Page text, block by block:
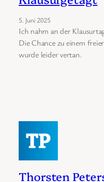
5. Juni 2025
Ich nahm an der
Die Chance zu einem
wurde leider vertan.
Thorsten